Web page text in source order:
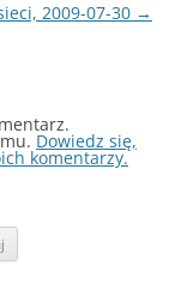
2009-07-30 →
Dowiedz się,
komentarzy.